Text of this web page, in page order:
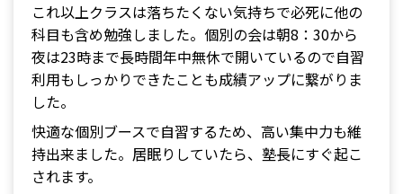
これ以上クラスは落ちたくない気持ちで必死に他の
科目も含め勉強しました。個別の会は朝8：30から
夜は23時まで長時間年中無休で開いているので自習
利用もしっかりできたことも成績アップに繋がりま
した。
快適な個別ブースで自習するため、高い集中力も維
持出来ました。居眠りしていたら、塾長にすぐ起こ
されます。